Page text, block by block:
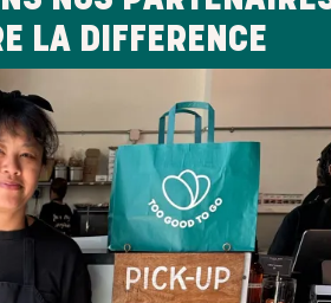
LA DIFFERENCE